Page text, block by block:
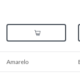
Amarelo